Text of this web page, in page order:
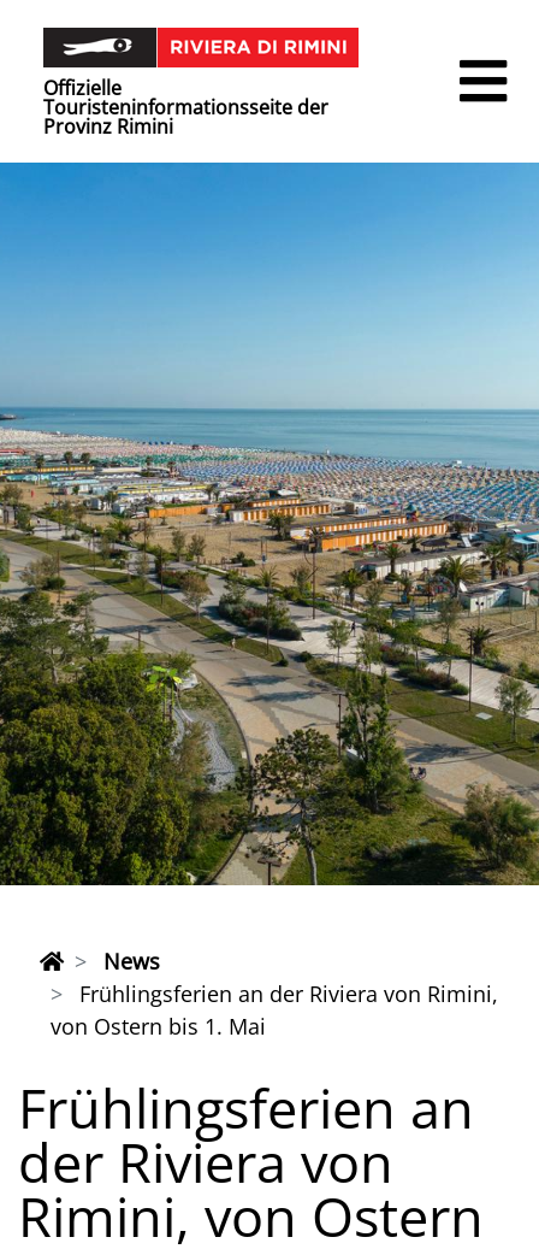
Offizielle
Touristeninformationsseite der
Provinz Rimini
News
Frühlingsferien an der Riviera von Rimini,
von Ostern bis 1. Mai
Frühlingsferien an
der Riviera von
Rimini, von Ostern